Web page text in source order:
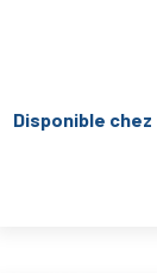
Disponible chez